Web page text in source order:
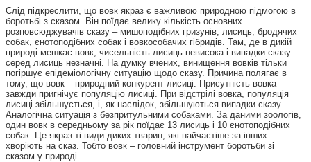
Слід підкреслити, що вовк якраз є важливою природною підмогою в
боротьбі з сказом. Він поїдає велику кількість основних
розповсюджувачів сказу – мишоподібних гризунів, лисиць, бродячих
собак, єнотоподібних собак і вовкособачих гібридів. Там, де в дикій
природі мешкає вовк, чисельність лисиць невисока і випадки сказу
серед лисиць незначні. На думку вчених, винищення вовків тільки
погіршує епідеміологічну ситуацію щодо сказу. Причина полягає в
тому, що вовк – природний конкурент лисиці. Присутність вовка
завжди пригнічує популяцію лисиці. При відстрілі вовка, популяція
лисиці збільшується, і, як наслідок, збільшуються випадки сказу.
Аналогічна ситуація з безпритульними собаками. За даними зоологів,
один вовк в середньому за рік поїдає 13 лисиць і 10 єнотоподібних
собак. Це якраз ті види диких тварин, які найчастіше за інших
хворіють на сказ. Тобто вовк – головний інструмент боротьби зі
сказом у природі.